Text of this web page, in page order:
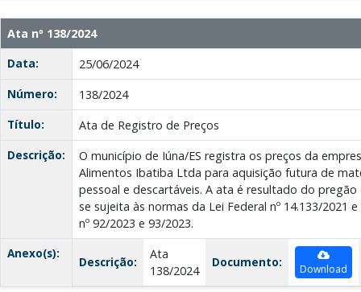
Ata nº 138/2024
Data:
25/06/2024
Número:
138/2024
Título:
Ata de Registro de Preços
Descrição:
O município de Iúna/ES registra os preços da
Alimentos Ibatiba Ltda para aquisição futura de
pessoal e descartáveis. A ata é resultado do pregão
se sujeita às normas da Lei Federal nº 14.133/2021
nº 92/2023 e 93/2023.
Anexo(s):
Descrição:
Ata
138/2024
Documento: Download